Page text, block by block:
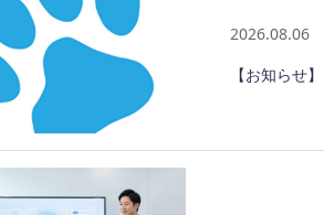
2026.08.06
【お知らせ